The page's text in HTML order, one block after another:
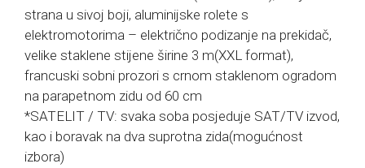
strana u sivoj boji, aluminijske rolete s
elektromotorima – električno podizanje na prekidač,
velike staklene stijene širine 3 m(XXL format),
francuski sobni prozori s crnom staklenom ogradom
na parapetnom zidu od 60 cm
*SATELIT / TV: svaka soba posjeduje SAT/TV izvod,
kao i boravak na dva suprotna zida(mogućnost
izbora)